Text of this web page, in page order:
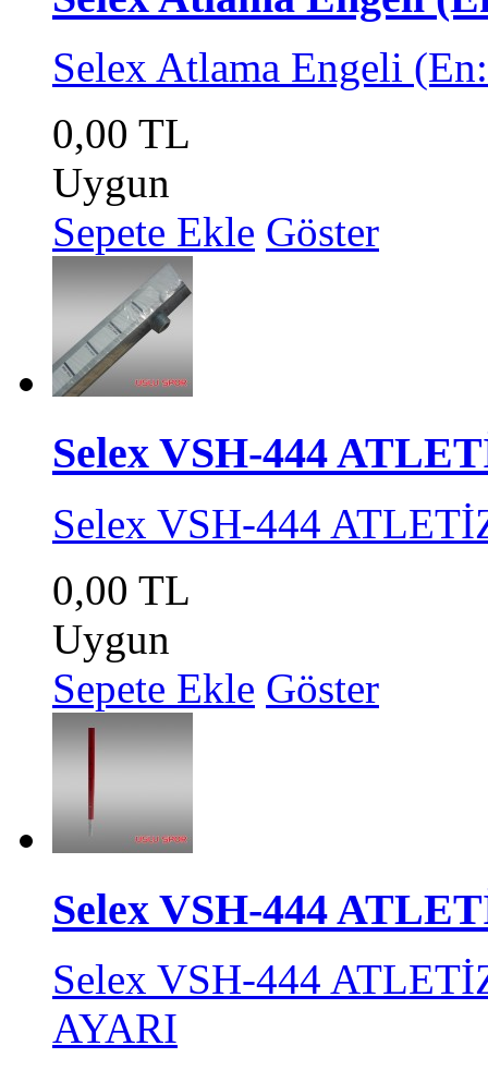
Selex Atlama Engeli
0,00 TL
Uygun
Sepete Ekle Göster
Selex VSH-444
Selex VSH-444
0,00 TL
Uygun
Sepete Ekle Göster
Selex VSH-444
Selex VSH-444
AYARI